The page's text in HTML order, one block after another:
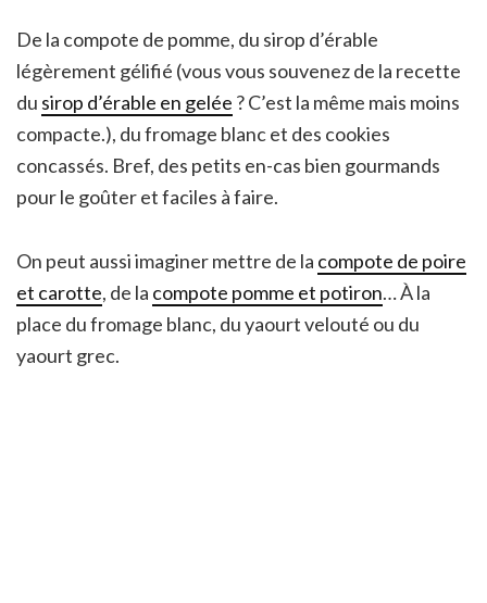
De la compote de pomme, du sirop d’érable
légèrement gélifié (vous vous souvenez de la recette
du sirop d’érable en gelée ? C’est la même mais moins
compacte.), du fromage blanc et des cookies
concassés. Bref, des petits en-cas bien gourmands
pour le goûter et faciles à faire.
On peut aussi imaginer mettre de la compote de poire
et carotte, de la compote pomme et potiron… À la
place du fromage blanc, du yaourt velouté ou du
yaourt grec.